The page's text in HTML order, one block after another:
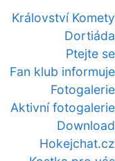
Království Komety
Dortiáda
Ptejte se
Fan klub informuje
Fotogalerie
Aktivní fotogalerie
Download
Hokejchat.cz